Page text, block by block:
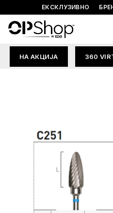
ЕКСКЛУЗИВНО
НА АКЦИЈА 360